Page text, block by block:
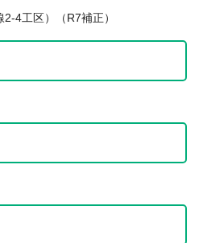
4工区）（R7補正）